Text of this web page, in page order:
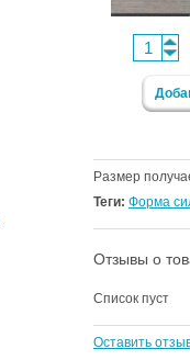
Размер
Теги: Форма
Отзывы о
Список пуст
Оставить